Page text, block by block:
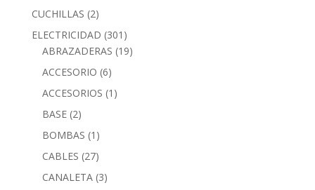
CUCHILLAS (2)
ELECTRICIDAD (301)
ABRAZADERAS (19)
ACCESORIO (6)
ACCESORIOS (1)
BASE (2)
BOMBAS (1)
CABLES (27)
CANALETA (3)